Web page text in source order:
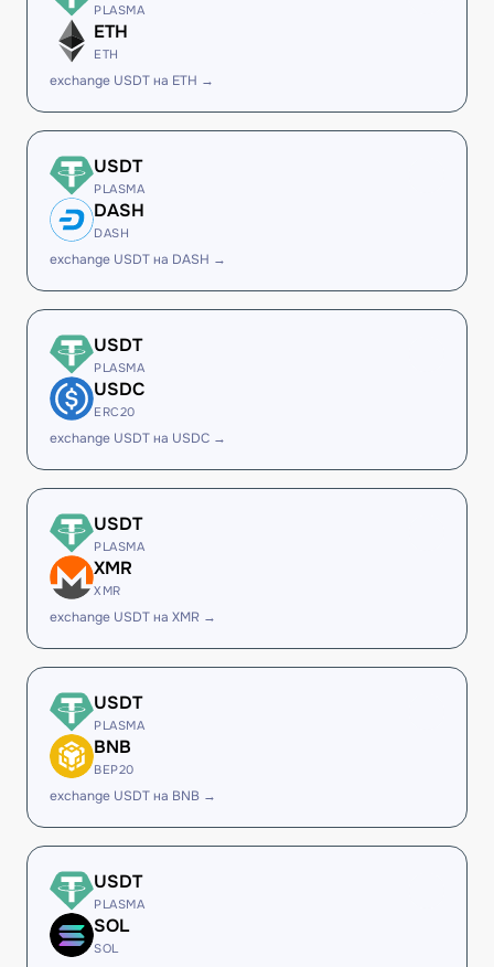
PLASMA
ETH
ETH
exchange USDT на ETH →
USDT
PLASMA
DASH
DASH
exchange USDT на DASH →
USDT
PLASMA
USDC
ERC20
exchange USDT на USDC →
USDT
PLASMA
XMR
XMR
exchange USDT на XMR →
USDT
PLASMA
BNB
BEP20
exchange USDT на BNB →
USDT
PLASMA
SOL
SOL